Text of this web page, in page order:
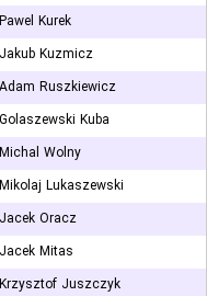
Pawel Kurek
Jakub Kuzmicz
Adam Ruszkiewicz
Golaszewski Kuba
Michal Wolny
Mikolaj Lukaszewski
Jacek Oracz
Jacek Mitas
Krzysztof Juszczyk